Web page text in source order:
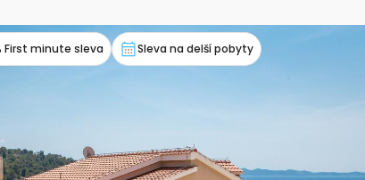
First minute sleva Sleva na delší pobyty